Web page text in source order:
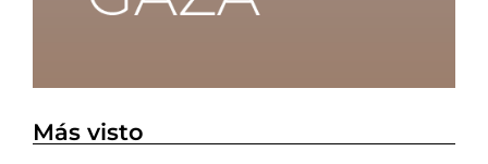
Más visto